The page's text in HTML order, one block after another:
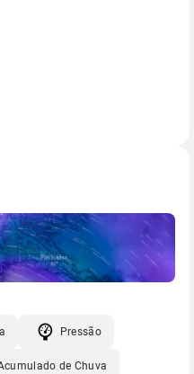
Pressão
de Chuva